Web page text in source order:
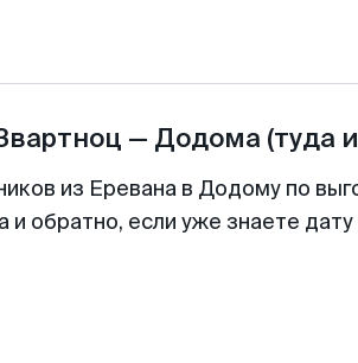
— Додома (туда
из Еревана в Додому по
обратно, если уже знаете